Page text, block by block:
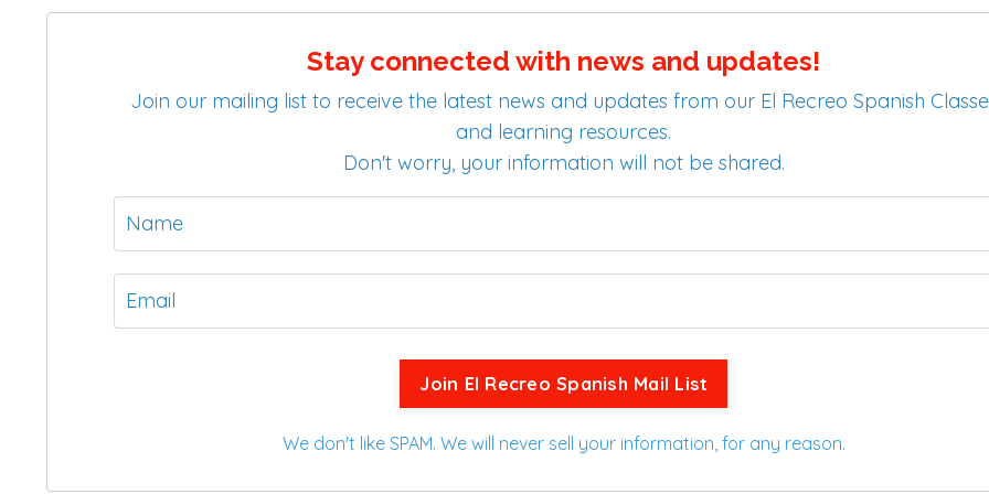
Stay connected with news and updates!
Join our mailing list to receive the latest news and updates from our El Recreo Spanish
and learning resources.
Don't worry, your information will not be shared.
Join El Recreo Spanish Mail List
We don't like SPAM. We will never sell your information, for any reason.